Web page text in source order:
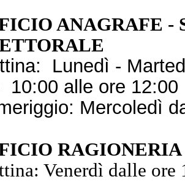
ANAGRAFE -
Lunedì -
10:00 alle ore 12:00
Mercoledì
RAGIONERIA
Venerdì dalle ore